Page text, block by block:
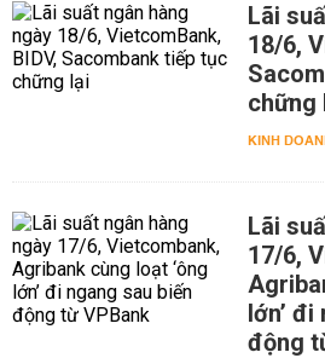
Lãi
18/6,
chững
KINH
Lãi
17/6,
lớn’ đi
động